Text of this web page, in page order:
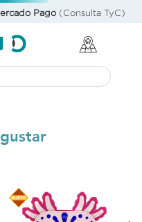
Pago(Consulta TyC)